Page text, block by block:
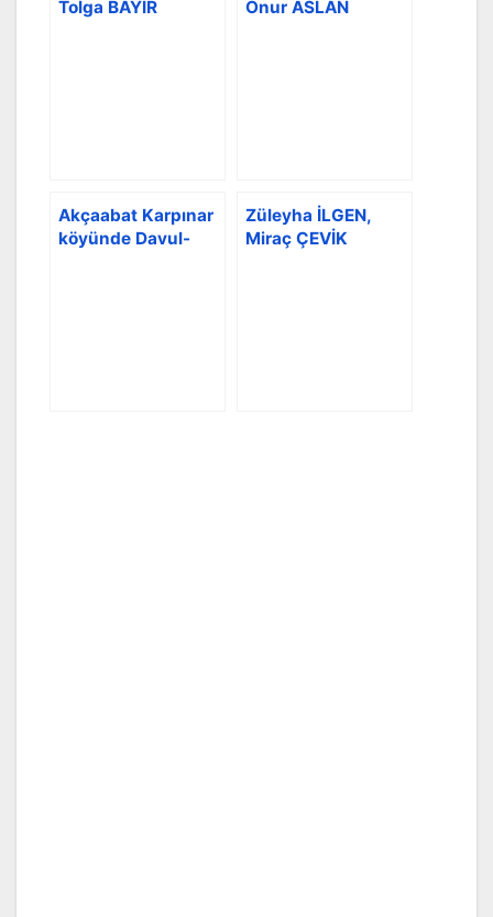
Tolga BAYIR
Onur ASLAN
Akçaabat Karpınar
köyünde Davul-
Züleyha İLGEN,
Miraç ÇEVİK